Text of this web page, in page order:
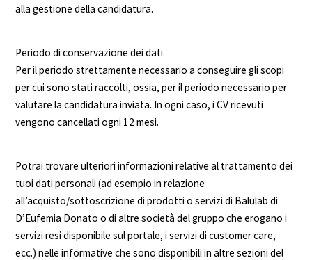
alla gestione della candidatura.
Periodo di conservazione dei dati
Per il periodo strettamente necessario a conseguire gli scopi
per cui sono stati raccolti, ossia, per il periodo necessario per
valutare la candidatura inviata. In ogni caso, i CV ricevuti
vengono cancellati ogni 12 mesi.
Potrai trovare ulteriori informazioni relative al trattamento dei
tuoi dati personali (ad esempio in relazione
all’acquisto/sottoscrizione di prodotti o servizi di Balulab di
D’Eufemia Donato o di altre società del gruppo che erogano i
servizi resi disponibile sul portale, i servizi di customer care,
ecc.) nelle informative che sono disponibili in altre sezioni del